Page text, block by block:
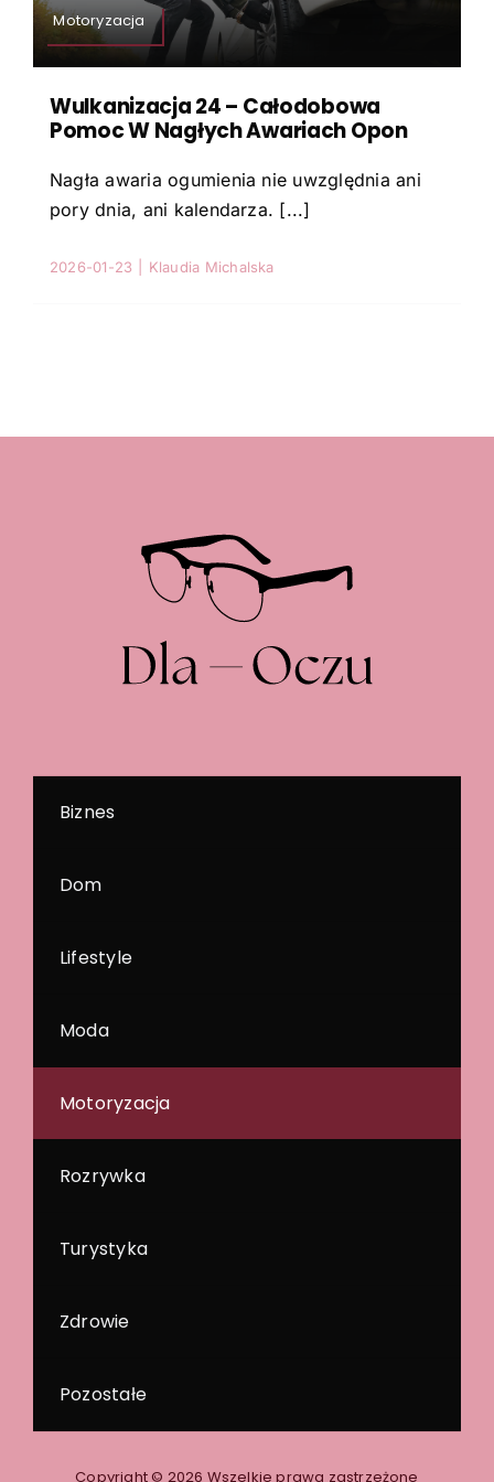
Turystyka
Zdrowie
Pozostałe
Motoryzacja
Wulkanizacja 24 – Całodobowa
Pomoc W Nagłych Awariach Opon
Nagła awaria ogumienia nie uwzględnia ani
pory dnia, ani kalendarza. [...]
2026-01-23 Klaudia Michalska
Biznes
Dom
Lifestyle
Moda
Motoryzacja
Rozrywka
Turystyka
Zdrowie
Pozostałe
Copyright © 2026 Wszelkie prawa zastrzeżone